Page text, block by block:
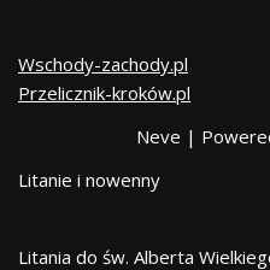
Wschody-zachody.pl
Przelicznik-kroków.pl
Neve |
Litanie i nowenny
Litania do św. Alberta